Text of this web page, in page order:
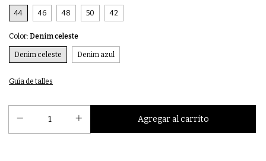
44 46 48 50 42
Color: Denim celeste
Denim celeste Denim azul
Guía de talles